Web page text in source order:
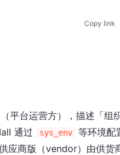
Copy link
台运营方），描述「组
通过
sys_env
等环境配
应商版（vendor）由供货